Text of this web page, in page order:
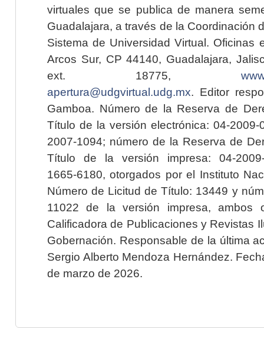
virtuales que se publica de manera
Guadalajara, a través de la Coordinación
Sistema de Universidad Virtual. Oficinas
Arcos Sur, CP 44140, Guadalajara,
ext. 18775,
apertura@udgvirtual.udg.mx. Editor
Gamboa. Número de la Reserva de
Título de la versión electrónica: 04-2009-
2007-1094; número de la Reserva de
Título de la versión impresa: 04-2009-
1665-6180, otorgados por el Instituto
Número de Licitud de Título: 13449 y
11022 de la versión impresa, ambos
Calificadora de Publicaciones y Revistas
Gobernación. Responsable de la última
Sergio Alberto Mendoza Hernández.
de marzo de 2026.